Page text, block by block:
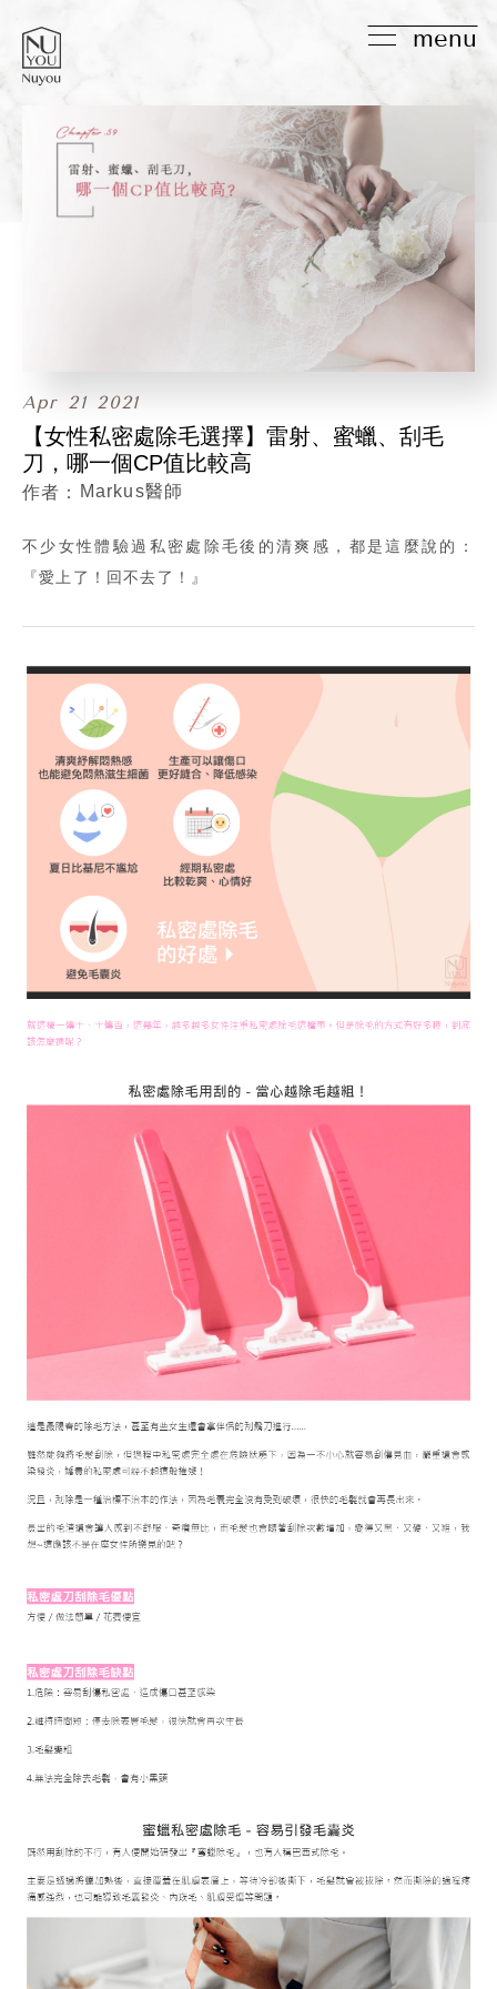
menu
Apr 21 2021
【女性私密處除毛選擇】雷射、蜜蠟、刮毛
刀，哪一個CP值比較高
Markus醫師
不少女性體驗過私密處除毛後的清爽感，都是這麼說的：
『愛上了！回不去了！』